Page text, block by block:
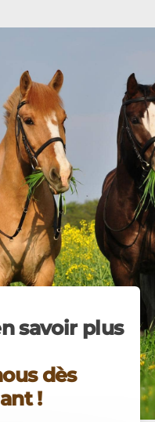
savoir plus
dès
!